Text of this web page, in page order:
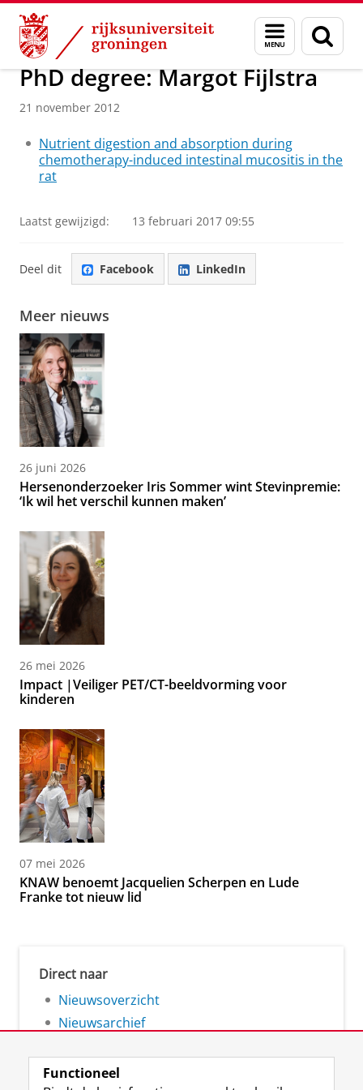
Skip
Content
Skip
Navigation
Menu
en
zoeken
Over ons Actueel Nieuws Nieuwsberichten
PhD degree: Margot Fijlstra
21 november 2012
Nutrient digestion and absorption during
chemotherapy-induced intestinal mucositis in the
rat
Laatst gewijzigd: 13 februari 2017 09:55
Deel dit Facebook LinkedIn
Meer nieuws
26 juni 2026
Hersenonderzoeker Iris Sommer wint Stevinpremie:
‘Ik wil het verschil kunnen maken’
26 mei 2026
Impact |Veiliger PET/CT-beeldvorming voor
kinderen
07 mei 2026
KNAW benoemt Jacquelien Scherpen en Lude
Franke tot nieuw lid
Direct naar
Nieuwsoverzicht
Nieuwsarchief
Functioneel